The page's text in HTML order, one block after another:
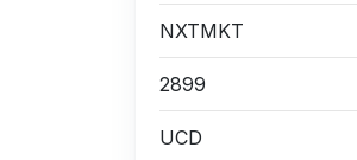
NXTMKT
2899
UCD